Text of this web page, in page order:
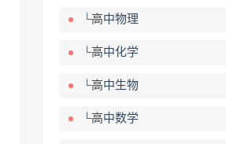
└高中物理
└高中化学
└高中生物
└高中数学